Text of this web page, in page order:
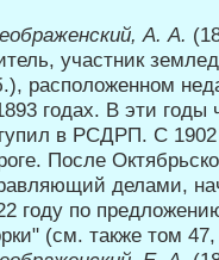
А. А.
участник
расположенном
годах. В эти годы
в РСДРП. С 1902
После
делами,
году по
(см. также том